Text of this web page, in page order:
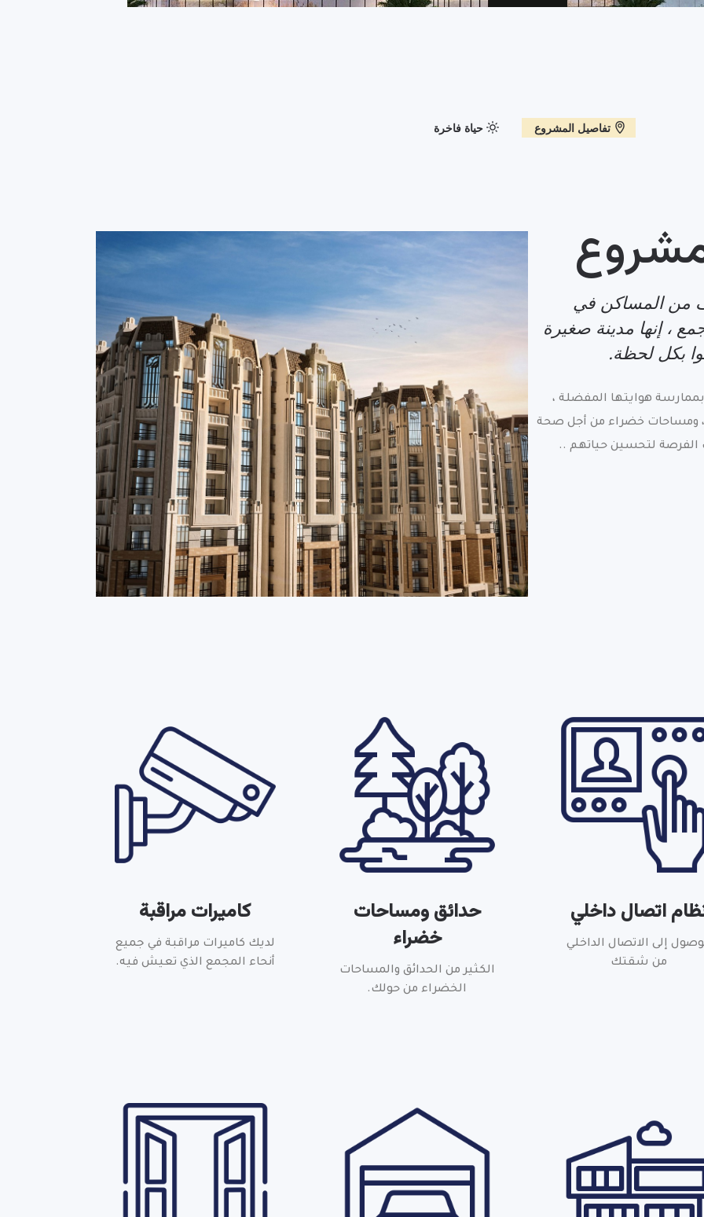
تفاصيل المشروع حياة فاخرة
من المساكن في
، إنها مدينة صغيرة
بكل لحظة.
هوايتها المفضلة ،
ومساحات خضراء من أجل صحة
لتحسين حياتهم ..
كاميرات مراقبة
لديك كاميرات مراقبة في جميع
أنحاء المجمع الذي تعيش فيه.
حدائق ومساحات
خضراء
الكثير من الحدائق والمساحات
الخضراء من حولك.
اتصال داخلي
إلى الاتصال الداخلي
من شقتك